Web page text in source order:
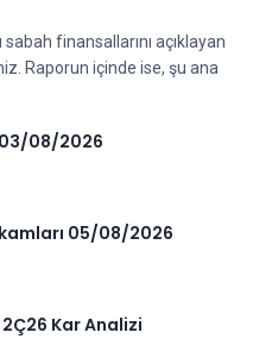
finansallarını açıklayan
Raporun içinde ise, şu ana
03/08/2026
05/08/2026
2Ç26 Kar Analizi